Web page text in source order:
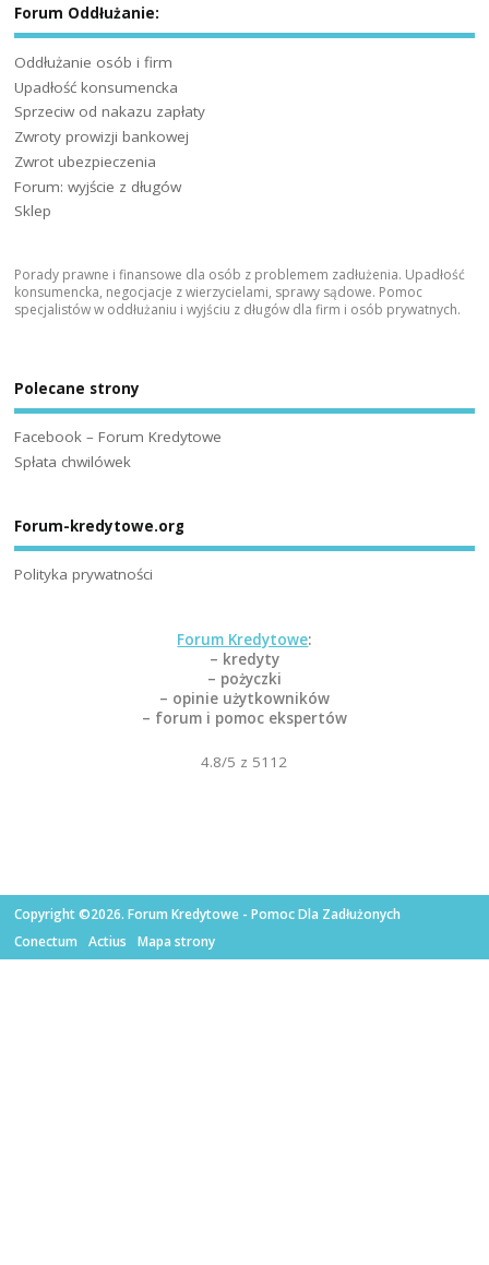
Forum Oddłużanie:
Oddłużanie osób i firm
Upadłość konsumencka
Sprzeciw od nakazu zapłaty
Zwroty prowizji bankowej
Zwrot ubezpieczenia
Forum: wyjście z długów
Sklep
Porady prawne i finansowe dla osób z problemem zadłużenia. Upadłość
konsumencka, negocjacje z wierzycielami, sprawy sądowe. Pomoc
specjalistów w oddłużaniu i wyjściu z długów dla firm i osób prywatnych.
Polecane strony
Facebook – Forum Kredytowe
Spłata chwilówek
Forum-kredytowe.org
Polityka prywatności
Forum Kredytowe:
– kredyty
– pożyczki
– opinie użytkowników
– forum i pomoc ekspertów
4.8/5 z 5112
Copyright ©2026. Forum Kredytowe - Pomoc Dla Zadłużonych
Conectum
Actius Mapa strony